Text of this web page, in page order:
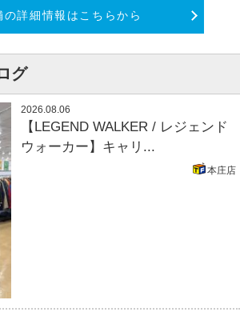
の詳細情報はこちらから
グ
2026.08.06
【LEGEND WALKER / レジェンド
ウォーカー】キャリ...
本庄店